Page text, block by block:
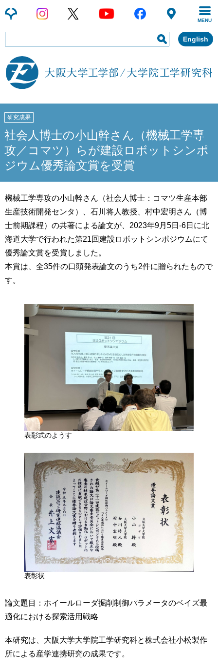
MENU
English
研究成果
社会人博士の小山幹さん（機械工学専
攻／コマツ）らが建設ロボットシンポ
ジウム優秀論文賞を受賞
機械工学専攻の小山幹さん（社会人博士：コマツ生産本部
生産技術開発センタ）、石川将人教授、村中宏明さん（博
士前期課程）の共著による論文が、2023年9月5日-6日に北
海道大学で行われた第21回建設ロボットシンポジウムにて
優秀論文賞を受賞しました。
本賞は、全35件の口頭発表論文のうち2件に贈られたもので
す。
表彰式のようす
表彰状
論文題目：ホイールローダ掘削制御パラメータのベイズ最
適化における探索活⽤戦略
本研究は、大阪大学大学院工学研究科と株式会社小松製作
所による産学連携研究の成果です。